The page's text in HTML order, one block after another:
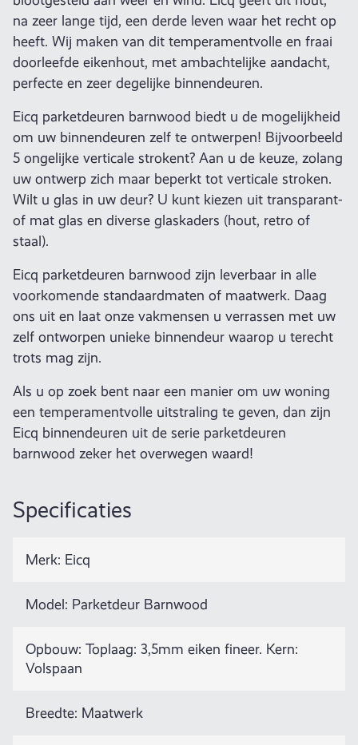
na zeer lange tijd, een derde leven waar het recht op
heeft. Wij maken van dit temperamentvolle en fraai
doorleefde eikenhout, met ambachtelijke aandacht,
perfecte en zeer degelijke binnendeuren.
Eicq parketdeuren barnwood biedt u de mogelijkheid
om uw binnendeuren zelf te ontwerpen! Bijvoorbeeld
5 ongelijke verticale strokent? Aan u de keuze, zolang
uw ontwerp zich maar beperkt tot verticale stroken.
Wilt u glas in uw deur? U kunt kiezen uit transparant-
of mat glas en diverse glaskaders (hout, retro of
staal).
Eicq parketdeuren barnwood zijn leverbaar in alle
voorkomende standaardmaten of maatwerk. Daag
ons uit en laat onze vakmensen u verrassen met uw
zelf ontworpen unieke binnendeur waarop u terecht
trots mag zijn.
Als u op zoek bent naar een manier om uw woning
een temperamentvolle uitstraling te geven, dan zijn
Eicq binnendeuren uit de serie parketdeuren
barnwood zeker het overwegen waard!
Specificaties
Merk: Eicq
Model: Parketdeur Barnwood
Opbouw: Toplaag: 3,5mm eiken fineer. Kern:
Volspaan
Breedte: Maatwerk